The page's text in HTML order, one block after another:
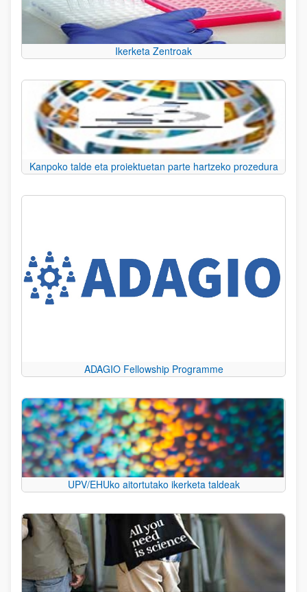
Ikerketa Zentroak
Kanpoko talde eta proiektuetan parte hartzeko prozedura
ADAGIO Fellowship Programme
UPV/EHUko aitortutako ikerketa taldeak